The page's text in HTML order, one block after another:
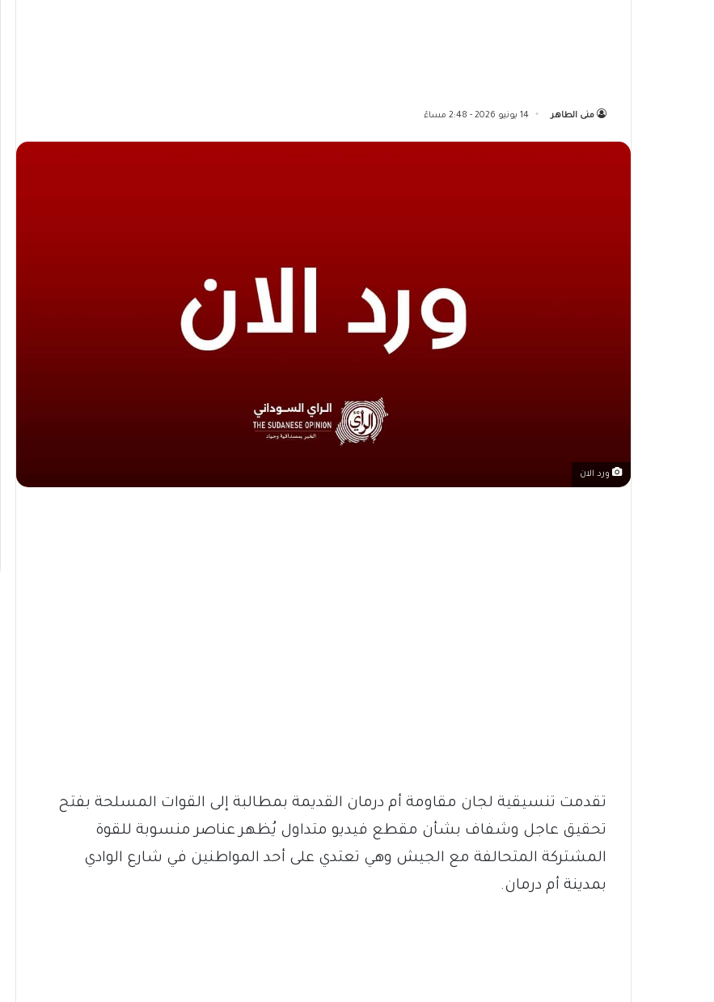
منى الطاهر 14 يونيو 2026 - 2:48 مساءً
ورد الان
تقدمت تنسيقية لجان مقاومة أم درمان القديمة بمطالبة إلى القوات المسلحة بفتح
تحقيق عاجل وشفاف بشأن مقطع فيديو متداول يُظهر عناصر منسوبة للقوة
المشتركة المتحالفة مع الجيش وهي تعتدي على أحد المواطنين في شارع الوادي
بمدينة أم درمان.